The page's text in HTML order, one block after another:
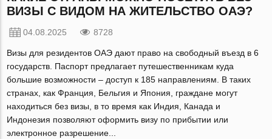
ВИЗЫ С ВИДОМ НА ЖИТЕЛЬСТВО ОАЭ?
04.08.2025 8728
Визы для резидентов ОАЭ дают право на свободный въезд в 6
государств. Паспорт предлагает путешественникам куда
большие возможности – доступ к 185 направлениям. В таких
странах, как Франция, Бельгия и Япония, граждане могут
находиться без визы, в то время как Индия, Канада и
Индонезия позволяют оформить визу по прибытии или
электронное разрешение...